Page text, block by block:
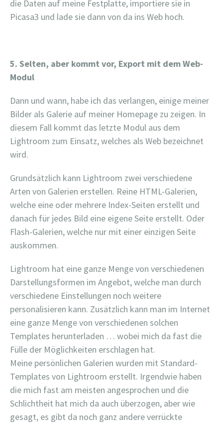
die Daten auf meine Festplatte, importiere sie in
Picasa3 und lade sie dann von da ins Web hoch.
5. Selten, aber kommt vor, Export mit dem Web-
Modul
Dann und wann, habe ich das verlangen, einige meiner
Bilder als Galerie auf meiner Homepage zu zeigen. In
diesem Fall kommt das letzte Modul aus dem
Lightroom zum Einsatz, welches als Web bezeichnet
wird.
Grundsätzlich kann Lightroom zwei verschiedene
Arten von Galerien erstellen. Reine HTML-Galerien,
welche eine oder mehrere Index-Seiten erstellt und
danach für jedes Bild eine eigene Seite erstellt. Oder
Flash-Galerien, welche nur mit einer einzigen Seite
auskommen.
Lightroom hat eine ganze Menge von verschiedenen
Darstellungsformen im Angebot, welche man durch
verschiedene Einstellungen noch weitere
personalisieren kann. Zusätzlich kann man im Internet
eine ganze Menge von verschiedenen solchen
Templates herunterladen … wobei mich da fast die
Fülle der Möglichkeiten erschlagen hat.
Meine persönlichen Galerien wurden mit Standard-
Templates von Lightroom erstellt. Irgendwie haben
die mich fast am meisten angesprochen und die
Schlichtheit hat mich da auch überzogen, aber wie
gesagt, es gibt da noch ganz andere verrückte